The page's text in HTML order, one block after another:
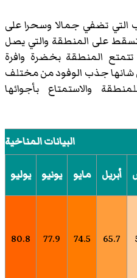
التي تضفي جمالا وسحرا على
تسقط على المنطقة والتي يصل
305ملم. كما تتمتع المنطقة بخضرة وافرة
شانها جذب الوفود من مختلف
والاستمتاع بأجوائها
البيانات المناخية
أبريل مايو يونيو يوليو
65.7
74.5
77.9
80.8